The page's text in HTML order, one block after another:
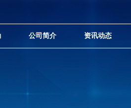
公司简介 资讯动态